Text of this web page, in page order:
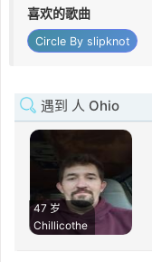
喜欢的歌曲
Circle By slipknot
遇到 人 Ohio
47 岁
Chillicothe